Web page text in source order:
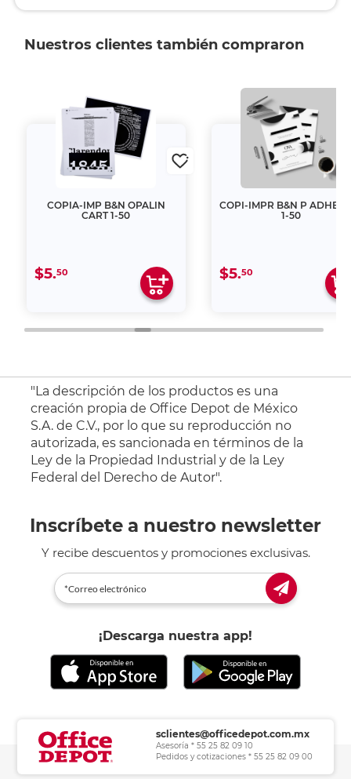
Nuestros clientes también compraron
COPIA-IMP B&N OPALIN
CART 1-50
$5.50
COPI-IMPR B&N P
1-50
$5.50
"La descripción de los productos es una
creación propia de Office Depot de México
S.A. de C.V., por lo que su reproducción no
autorizada, es sancionada en términos de la
Ley de la Propiedad Industrial y de la Ley
Federal del Derecho de Autor".
Inscríbete a nuestro newsletter
Y recibe descuentos y promociones exclusivas.
¡Descarga nuestra app!
sclientes@officedepot.com.mx
Asesoría * 55 25 82 09 10
Pedidos y cotizaciones * 55 25 82 09 00